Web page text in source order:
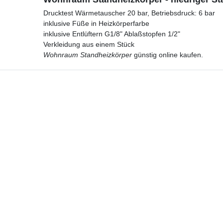
Drucktest Wärmetauscher 20 bar, Betriebsdruck: 6 bar
inklusive Füße in Heizkörperfarbe
inklusive Entlüftern G1/8" Ablaßstopfen 1/2"
Verkleidung aus einem Stück
Wohnraum Standheizkörper günstig online kaufen.